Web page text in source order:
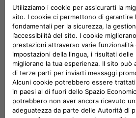
esemplare unico fa parte della
Storico Alfa Romeo di Arese.
E anche per Lancia non usciamo
assolute. Si presenta infatti
marchio, una Lancia Stratos del
esemplare “unico” in quanto,
Marchio, veniva utilizzato come
quindi seppur in versione stradale
alcune dotazioni spiccatamente